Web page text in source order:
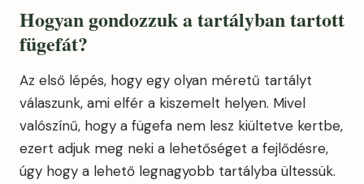
Hogyan gondozzuk a tartályban tartott
fügefát?
Az első lépés, hogy egy olyan méretű tartályt
válaszunk, ami elfér a kiszemelt helyen. Mivel
valószínű, hogy a fügefa nem lesz kiültetve kertbe,
ezert adjuk meg neki a lehetőséget a fejlődésre,
úgy hogy a lehető legnagyobb tartályba ültessük.